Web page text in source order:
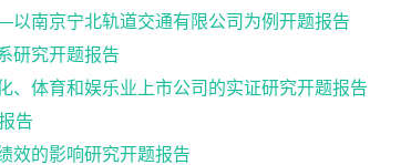
南京宁北轨道交通有限公司为例开题报告
研究开题报告
体育和娱乐业上市公司的实证研究开题报告
告
效的影响研究开题报告